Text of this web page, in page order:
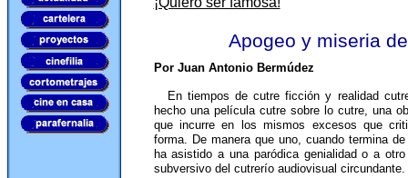
Apogeo y miseria
Por Juan Antonio Bermúdez
En tiempos de cutre ficción y realidad
hecho una película cutre sobre lo cutre, una
que incurre en los mismos excesos que
forma. De manera que uno, cuando termina
ha asistido a una paródica genialidad o a
subversivo del cutrerío audiovisual circundante.